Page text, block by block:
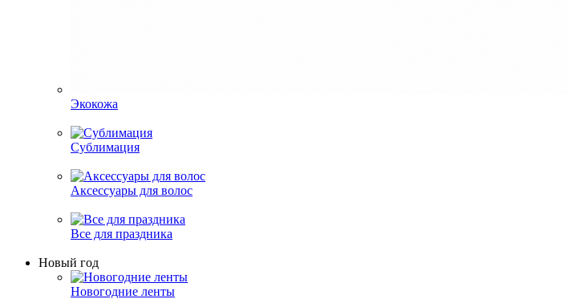
Экокожа
Сублимация
Аксессуары для волос
Все для праздника
Новый год
Новогодние ленты